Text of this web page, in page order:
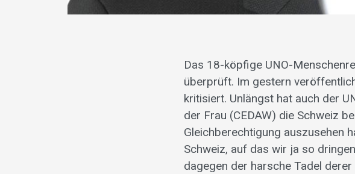
Das 18-köpfige UNO-
überprüft. Im gestern
kritisiert. Unlängst hat auch der
der Frau (CEDAW) die Schweiz
Gleichberechtigung auszusehen
Schweiz, auf das wir ja so
dagegen der harsche Tadel